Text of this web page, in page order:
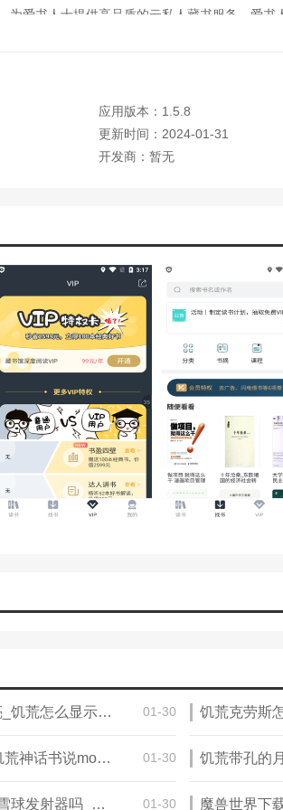
为爱书人士提供高品质的云私人藏书服务。爱
其他人发现。通过搜索和借阅指南，可以快速找
版的电子书是书迷的私有财产，可以转让、出借
速整理成笔记并存储在云端，方便你随时查阅
率。
人阅读俱乐部，并邀请朋友、同学和同事。加入
阅读活动。
人、读同一本书的人或读者，体验从“人找书”到“
读榜、好评榜、精品不容错过。你也可以利用书
/h/]
手。免费小说全集给你最好的阅读体验，你喜欢
应用版本：1.5.8
更新时间：2024-01-31
开发商：暂无
Wegam饥荒怎么地图全亮_饥荒怎么显示全地图代码 01-30
饥荒齐天大圣人物介绍_饥荒神话书说mod介绍 01-30
饥荒联机版夏天蜂巢要放雪球发射器吗_饥荒雪球发射器燃料怎么补充 01-30